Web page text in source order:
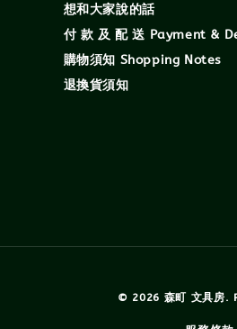
想和大家說的話
付 款 及 配 送 Payment &
購物須知 Shopping Notes
退換貨須知
© 2026 森町 文具房.